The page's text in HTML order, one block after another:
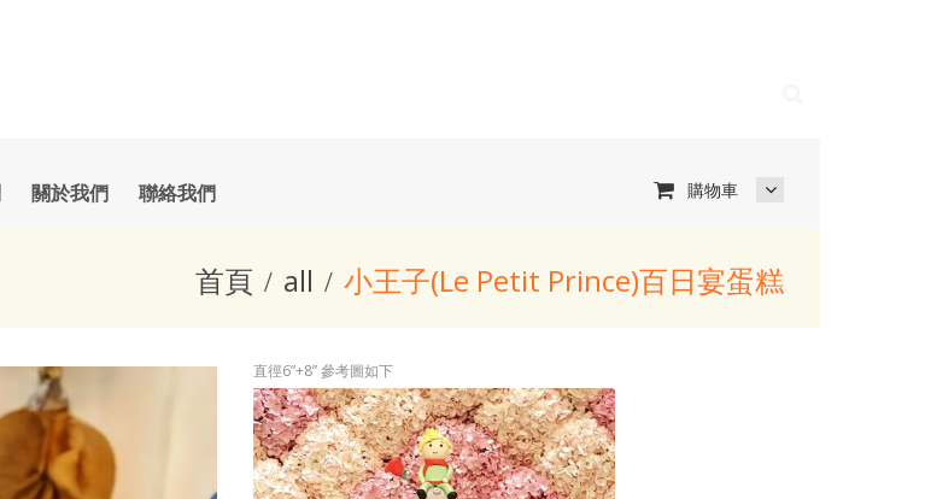
關於我們 聯絡我們 購物車
首頁 all 小王子(Le Petit Prince)百日宴蛋糕
直徑6”+8” 參考圖如下